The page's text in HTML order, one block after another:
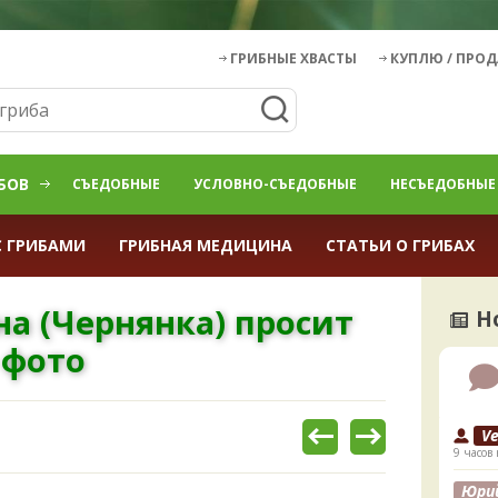
ГРИБНЫЕ ХВАСТЫ КУПЛЮ /
СЪЕДОБНЫЕ УСЛОВНО-СЪЕДОБНЫЕ НЕСЪЕДОБНЫЕ
ГРИБАМИ ГРИБНАЯ МЕДИЦИНА СТАТЬИ О ГРИБАХ
(Чернянка) просит
9 часов